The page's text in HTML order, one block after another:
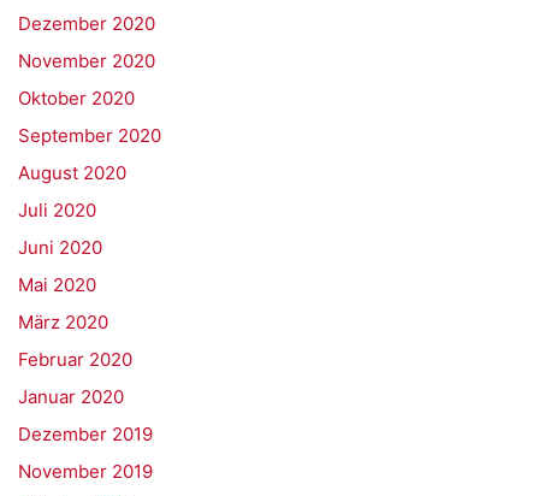
Dezember 2020
November 2020
Oktober 2020
September 2020
August 2020
Juli 2020
Juni 2020
Mai 2020
März 2020
Februar 2020
Januar 2020
Dezember 2019
November 2019